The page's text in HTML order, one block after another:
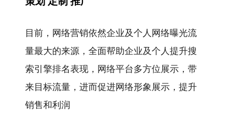
目前，网络营销依然企业及个人网络曝光流
量最大的来源，全面帮助企业及个人提升搜
索引擎排名表现，网络平台多方位展示，带
来目标流量，进而促进网络形象展示，提升
销售和利润